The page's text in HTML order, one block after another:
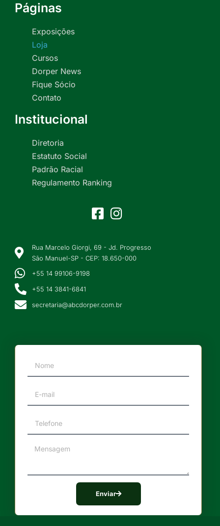
Páginas
Exposições
Loja
Cursos
Dorper News
Fique Sócio
Contato
Institucional
Diretoria
Estatuto Social
Padrão Racial
Regulamento Ranking
Rua Marcelo Giorgi, 69 - Jd. Progresso
São Manuel-SP - CEP: 18.650-000
+55 14 99106-9198
+55 14 3841-6841
secretaria@abcdorper.com.br
Enviar